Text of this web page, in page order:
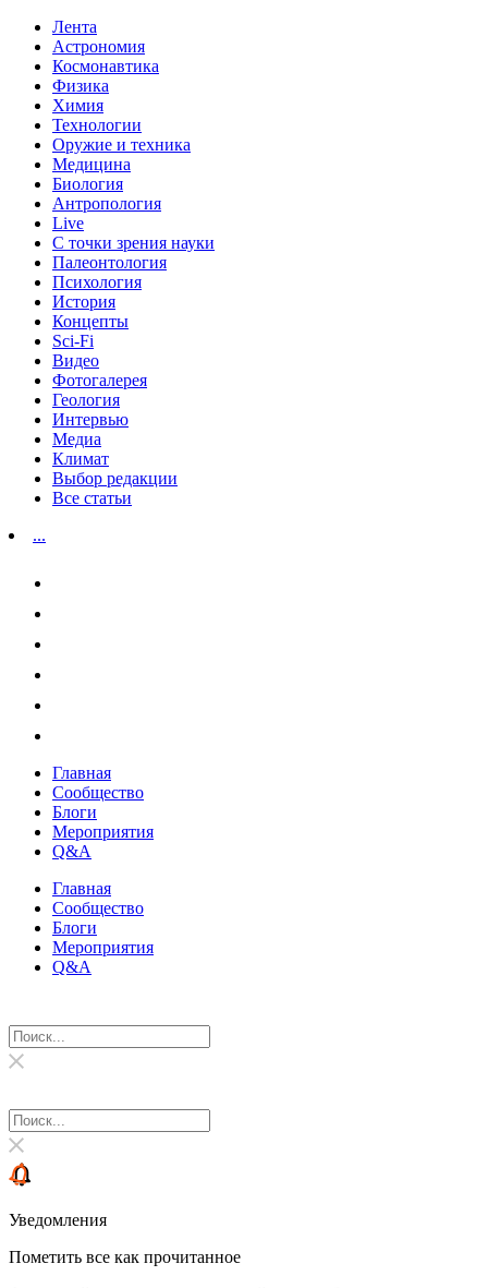
Лента
Астрономия
Космонавтика
Физика
Химия
Технологии
Оружие и техника
Медицина
Биология
Антропология
Live
С точки зрения науки
Палеонтология
Психология
История
Концепты
Sci-Fi
Видео
Фотогалерея
Геология
Интервью
Медиа
Климат
Выбор редакции
Все статьи
...
Главная
Сообщество
Блоги
Мероприятия
Q&A
Главная
Сообщество
Блоги
Мероприятия
Q&A
Уведомления
Пометить все как прочитанное